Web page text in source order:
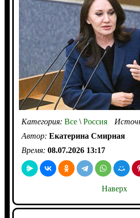
Категория: Все\Россия
Автор: Екатерина Смирная
Время: 08.07.2026 13:17
Наверх